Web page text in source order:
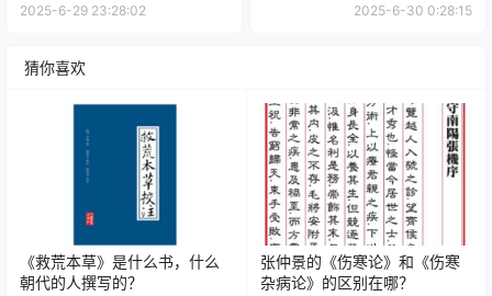
2025-6-29 23:28:02 2025-6-30 0:28:15
猜你喜欢
《救荒本草》是什么书，什么
朝代的人撰写的？
张仲景的《伤寒论》和《伤寒
杂病论》的区别在哪？